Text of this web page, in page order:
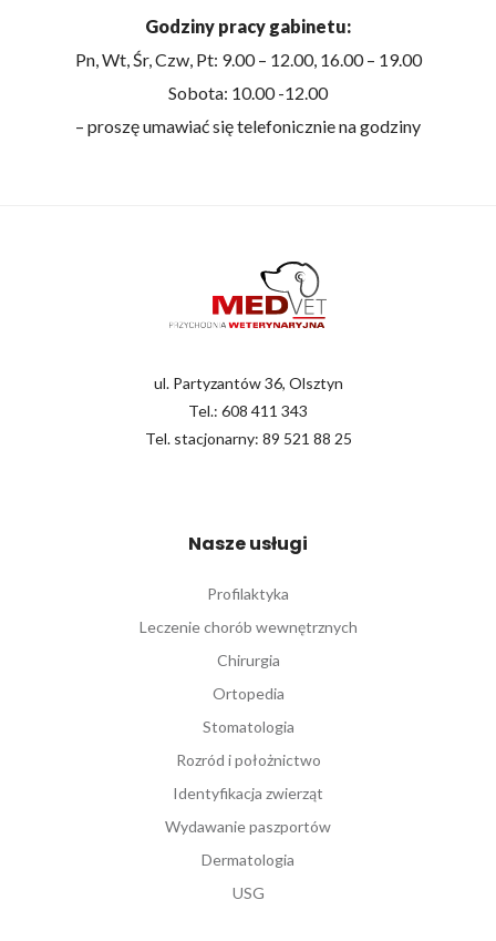
Godziny pracy gabinetu:
Pn, Wt, Śr, Czw, Pt: 9.00 – 12.00, 16.00 – 19.00
Sobota: 10.00 -12.00
– proszę umawiać się telefonicznie na godziny
ul. Partyzantów 36, Olsztyn
Tel.: 608 411 343
Tel. stacjonarny: 89 521 88 25
Nasze usługi
Profilaktyka
Leczenie chorób wewnętrznych
Chirurgia
Ortopedia
Stomatologia
Rozród i położnictwo
Identyfikacja zwierząt
Wydawanie paszportów
Dermatologia
USG